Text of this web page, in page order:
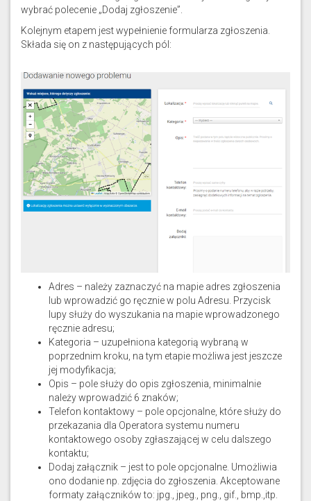
wybrać polecenie „Dodaj zgłoszenie”.
Kolejnym etapem jest wypełnienie formularza zgłoszenia.
Składa się on z następujących pól:
Adres – należy zaznaczyć na mapie adres zgłoszenia
lub wprowadzić go ręcznie w polu Adresu. Przycisk
lupy służy do wyszukania na mapie wprowadzonego
ręcznie adresu;
Kategoria – uzupełniona kategorią wybraną w
poprzednim kroku, na tym etapie możliwa jest jeszcze
jej modyfikacja;
Opis – pole służy do opis zgłoszenia, minimalnie
należy wprowadzić 6 znaków;
Telefon kontaktowy – pole opcjonalne, które służy do
przekazania dla Operatora systemu numeru
kontaktowego osoby zgłaszającej w celu dalszego
kontaktu;
Dodaj załącznik – jest to pole opcjonalne. Umożliwia
ono dodanie np. zdjęcia do zgłoszenia. Akceptowane
formaty załączników to: jpg., jpeg., png., gif., bmp.,itp.